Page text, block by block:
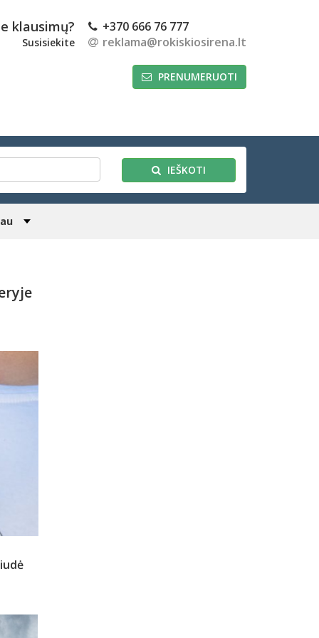
klausimų?
Susisiekite
+370 666 76 777
reklama@rokiskiosirena.lt
PRENUMERUOTI
IEŠKOTI